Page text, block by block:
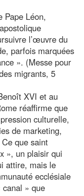
Pape Léon,
l’œuvre du
parfois marquées
». (Messe pour
migrants, 5
XVI et au
réaffirme que
culturelle,
de marketing,
que saint
», un plaisir qui
attire, mais le
ecclésiale
canal » que